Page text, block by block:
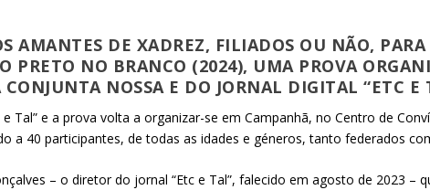
AMANTES DE XADREZ, FILIADOS OU NÃO, PARA
PRETO NO BRANCO (2024), UMA PROVA
NOSSA E DO JORNAL DIGITAL “ETC E
e a prova volta a organizar-se em Campanhã, no Centro de
a 40 participantes, de todas as idades e géneros, tanto federados
– o diretor do jornal “Etc e Tal”, falecido em agosto de 2023 –